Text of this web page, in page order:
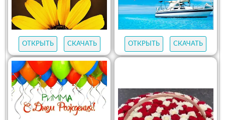
ОТКРЫТЬ СКАЧАТЬ ОТКРЫТЬ СКАЧАТЬ